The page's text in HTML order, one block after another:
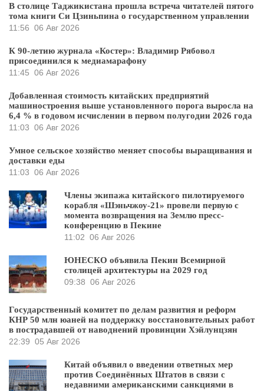
В столице Таджикистана прошла встреча читателей пятого
тома книги Си Цзиньпина о государственном управлении
11:56 06 Авг 2026
К 90-летию журнала «Костер»: Владимир Рябовол
присоединился к медиамарафону
11:45 06 Авг 2026
Добавленная стоимость китайских предприятий
машиностроения выше установленного порога выросла на
6,4 % в годовом исчислении в первом полугодии 2026 года
11:03 06 Авг 2026
Умное сельское хозяйство меняет способы выращивания и
доставки еды
11:03 06 Авг 2026
Члены экипажа китайского пилотируемого
корабля «Шэньчжоу-21» провели первую с
момента возвращения на Землю пресс-
конференцию в Пекине
11:02 06 Авг 2026
ЮНЕСКО объявила Пекин Всемирной
столицей архитектуры на 2029 год
09:38 06 Авг 2026
Государственный комитет по делам развития и реформ
КНР 50 млн юаней на поддержку восстановительных работ
в пострадавшей от наводнений провинции Хэйлунцзян
22:39 05 Авг 2026
Китай объявил о введении ответных мер
против Соединённых Штатов в связи с
недавними американскими санкциями в